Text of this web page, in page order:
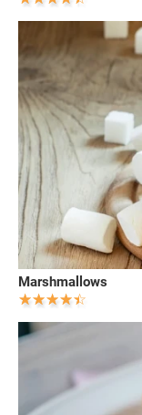
Marshmallows